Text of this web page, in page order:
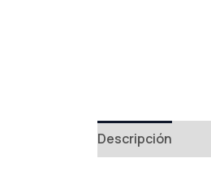
Descripción